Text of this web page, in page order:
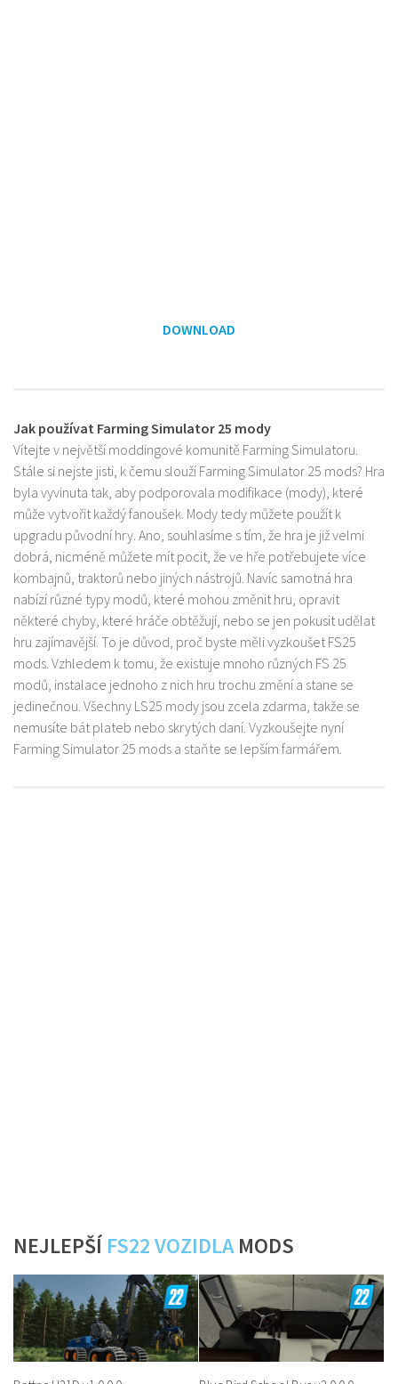
DOWNLOAD
Jak používat Farming Simulator 25 mody
Vítejte v největší moddingové komunitě Farming Simulatoru.
Stále si nejste jisti, k čemu slouží Farming Simulator 25 mods? Hra
byla vyvinuta tak, aby podporovala modifikace (mody), které
může vytvořit každý fanoušek. Mody tedy můžete použít k
upgradu původní hry. Ano, souhlasíme s tím, že hra je již velmi
dobrá, nicméně můžete mít pocit, že ve hře potřebujete více
kombajnů, traktorů nebo jiných nástrojů. Navíc samotná hra
nabízí různé typy modů, které mohou změnit hru, opravit
některé chyby, které hráče obtěžují, nebo se jen pokusit udělat
hru zajímavější. To je důvod, proč byste měli vyzkoušet FS25
mods. Vzhledem k tomu, že existuje mnoho různých FS 25
modů, instalace jednoho z nich hru trochu změní a stane se
jedinečnou. Všechny LS25 mody jsou zcela zdarma, takže se
nemusíte bát plateb nebo skrytých daní. Vyzkoušejte nyní
Farming Simulator 25 mods a staňte se lepším farmářem.
NEJLEPŠÍ FS22 VOZIDLAMODS